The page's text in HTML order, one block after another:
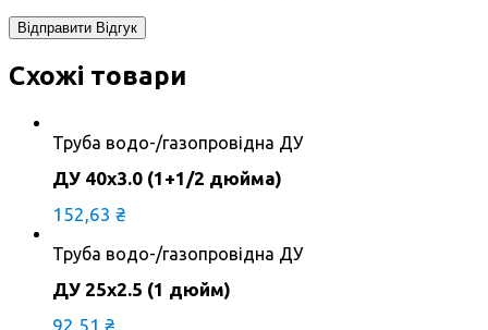
Схожі товари
Труба водо-/газопровідна ДУ
ДУ 40х3.0 (1+1/2 дюйма)
152,63 ₴
Труба водо-/газопровідна ДУ
ДУ 25х2.5 (1 дюйм)
92,51 ₴